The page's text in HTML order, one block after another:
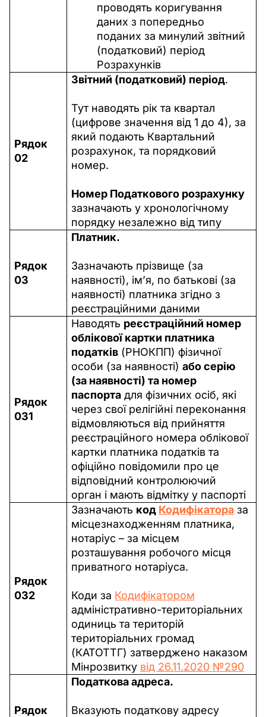
проводять коригування
даних з попередньо
поданих за минулий звітний
(податковий) період
Розрахунків
Рядок
02
Звітний (податковий) період.
Тут наводять рік та квартал
(цифрове значення від 1 до 4), за
який подають Квартальний
розрахунок, та порядковий
номер.
Номер Податкового розрахунку
зазначають у хронологічному
порядку незалежно від типу
Рядок
03
Платник.
Зазначають прізвище (за
наявності), ім’я, по батькові (за
наявності) платника згідно з
реєстраційними даними
Рядок
031
Наводять реєстраційний номер
облікової картки платника
податків (РНОКПП) фізичної
особи (за наявності) або серію
(за наявності) та номер
паспорта для фізичних осіб, які
через свої релігійні переконання
відмовляються від прийняття
реєстраційного номера облікової
картки платника податків та
офіційно повідомили про це
відповідний контролюючий
орган і мають відмітку у паспорті
Рядок
032
Зазначають код Кодифікатора за
місцезнаходженням платника,
нотаріус – за місцем
розташування робочого місця
приватного нотаріуса.
Коди за Кодифікатором
адміністративно-територіальних
одиниць та територій
територіальних громад
(КАТОТТГ) затверджено наказом
Мінрозвитку від 26.11.2020 №290
Рядок
Податкова адреса.
Вказують податкову адресу